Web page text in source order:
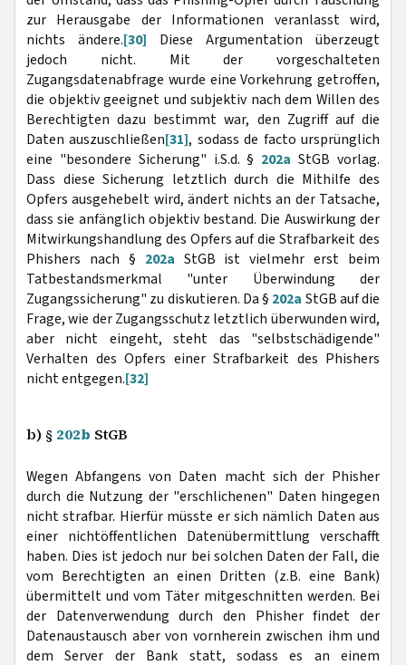
zur Herausgabe der Informationen veranlasst wird,
nichts ändere.[30] Diese Argumentation überzeugt
jedoch nicht. Mit der vorgeschalteten
Zugangsdatenabfrage wurde eine Vorkehrung getroffen,
die objektiv geeignet und subjektiv nach dem Willen des
Berechtigten dazu bestimmt war, den Zugriff auf die
Daten auszuschließen[31], sodass de facto ursprünglich
eine "besondere Sicherung" i.S.d. § 202a StGB vorlag.
Dass diese Sicherung letztlich durch die Mithilfe des
Opfers ausgehebelt wird, ändert nichts an der Tatsache,
dass sie anfänglich objektiv bestand. Die Auswirkung der
Mitwirkungshandlung des Opfers auf die Strafbarkeit des
Phishers nach § 202a StGB ist vielmehr erst beim
Tatbestandsmerkmal "unter Überwindung der
Zugangssicherung" zu diskutieren. Da § 202a StGB auf die
Frage, wie der Zugangsschutz letztlich überwunden wird,
aber nicht eingeht, steht das "selbstschädigende"
Verhalten des Opfers einer Strafbarkeit des Phishers
nicht entgegen.[32]
b) § 202b StGB
Wegen Abfangens von Daten macht sich der Phisher
durch die Nutzung der "erschlichenen" Daten hingegen
nicht strafbar. Hierfür müsste er sich nämlich Daten aus
einer nichtöffentlichen Datenübermittlung verschafft
haben. Dies ist jedoch nur bei solchen Daten der Fall, die
vom Berechtigten an einen Dritten (z.B. eine Bank)
übermittelt und vom Täter mitgeschnitten werden. Bei
der Datenverwendung durch den Phisher findet der
Datenaustausch aber von vornherein zwischen ihm und
dem Server der Bank statt, sodass es an einem